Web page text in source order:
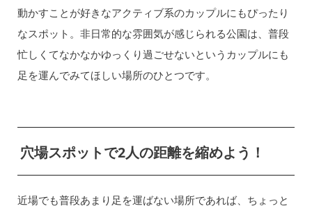
動かすことが好きなアクティブ系のカップルにもぴったり
なスポット。非日常的な雰囲気が感じられる公園は、普段
忙しくてなかなかゆっくり過ごせないというカップルにも
足を運んでみてほしい場所のひとつです。
穴場スポットで2人の距離を縮めよう！
近場でも普段あまり足を運ばない場所であれば、ちょっと